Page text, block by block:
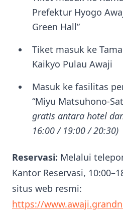
Prefektur Hyogo
Green Hall”
Tiket masuk ke
Kaikyo Pulau Awaji
Masuk ke fasilitas
“Miyu Matsuhono-
gratis antara hotel
16:00 / 19:00 / 20:30)
Reservasi: Melalui
Kantor Reservasi,
situs web resmi:
https://